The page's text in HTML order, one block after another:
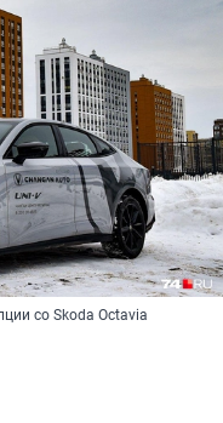
со Skoda Octavia